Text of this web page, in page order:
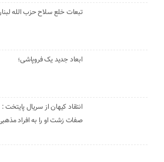
تبعات خلع سلاح حزب الله
ابعاد جدید یک فروپاشی؛
انتقاد کیهان از سریال
صفات زشت او را به افراد